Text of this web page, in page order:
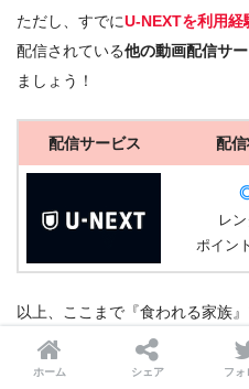
ただし、すでにU-NEXTを利用経
配信されている他の動画配信サ
ましょう！
配信サービス 配
レ
ポイン
以上、ここまで『食われる家族
しく解説させていただきました。
ホーム シェア フォ